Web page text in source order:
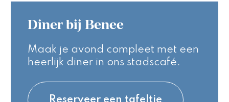
Diner bij Benee
Maak je avond compleet met een
heerlijk diner in ons stadscafé.